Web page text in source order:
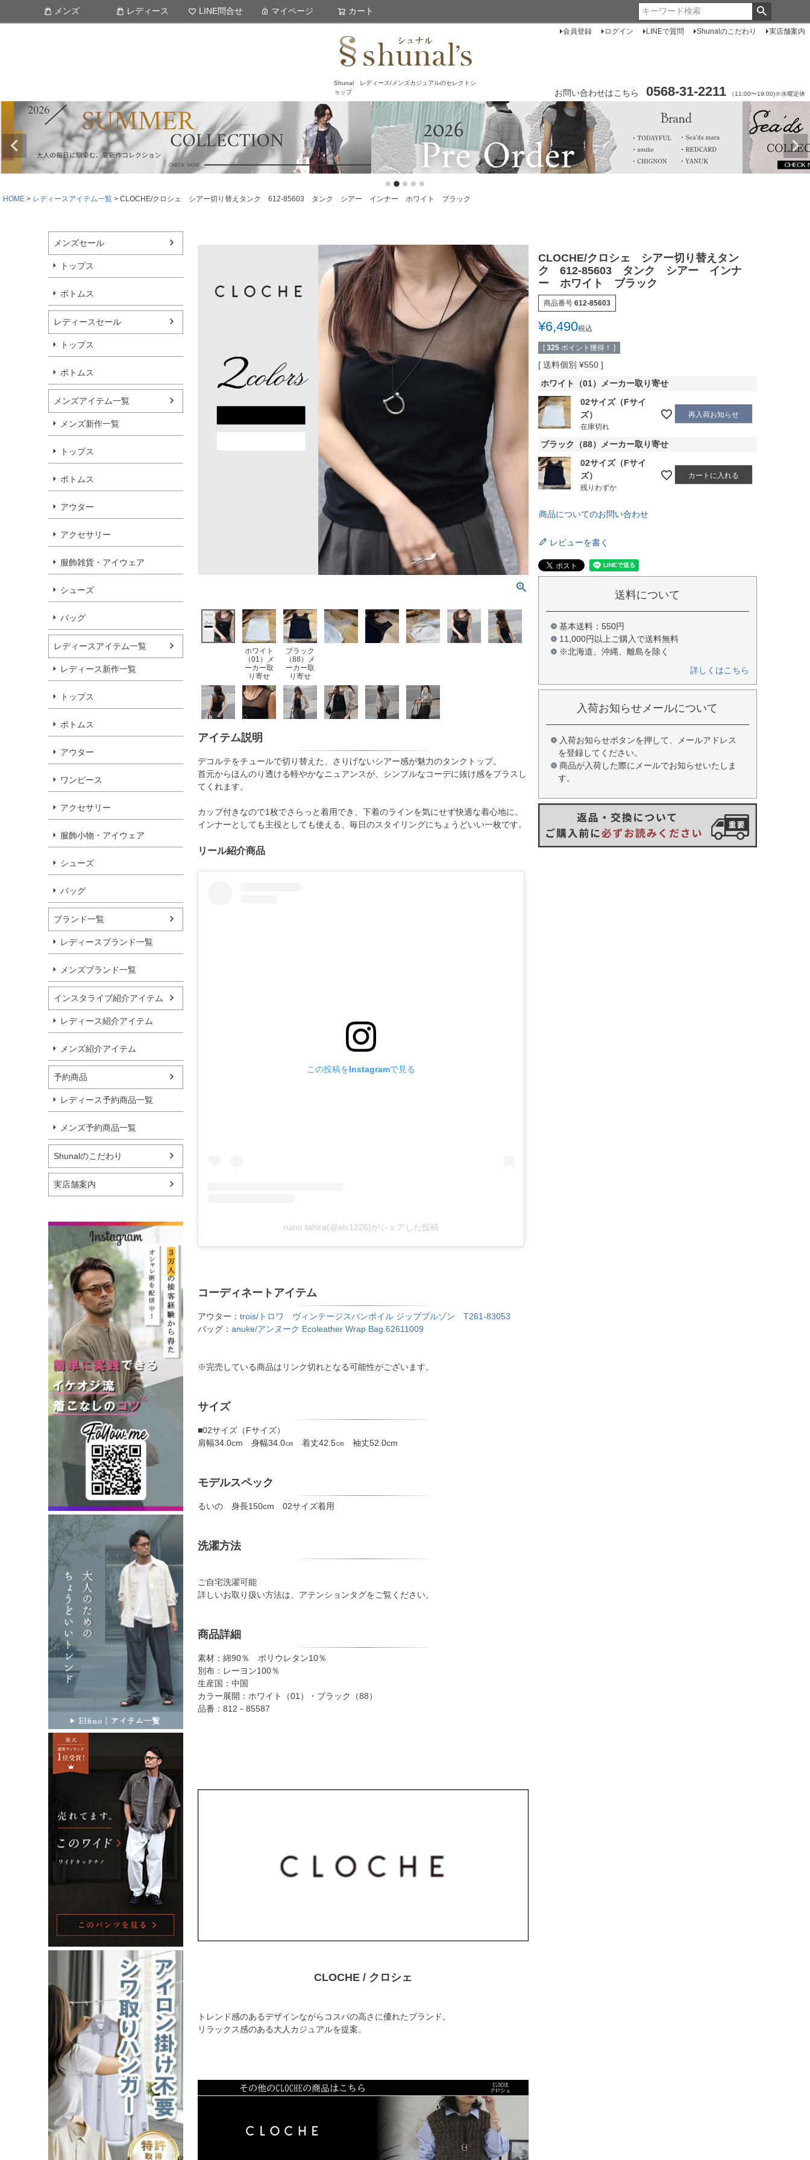
Shunal レディース/メンズカジュアルのセレクトシ
ョップ
会員登録 ログイン LINEで質問 Shunalのこだわり 実店舗案内
お問い合わせはこちら 0568-31-2211 （11:00〜19:00)※水曜定休
メンズ レディース LINE問合せ マイページ カート
HOME レディースアイテム一覧 CLOCHE/クロシェ シアー切り替えタンク 612-85603 タンク シアー インナー ホワイト ブラック
メンズセール
トップス
ボトムス
レディースセール
トップス
ボトムス
メンズアイテム一覧
メンズ新作一覧
トップス
ボトムス
アウター
アクセサリー
服飾雑貨・アイウェア
シューズ
バッグ
レディースアイテム一覧
レディース新作一覧
トップス
ボトムス
アウター
ワンピース
アクセサリー
服飾小物・アイウェア
シューズ
バッグ
ブランド一覧
レディースブランド一覧
メンズブランド一覧
インスタライブ紹介アイテム
レディース紹介アイテム
メンズ紹介アイテム
予約商品
レディース予約商品一覧
メンズ予約商品一覧
Shunalのこだわり
実店舗案内
ホワイト
（01）メ
ーカー取
り寄せ
ブラック
（88）メ
ーカー取
り寄せ
アイテム説明
デコルテをチュールで切り替えた、さりげないシアー感が魅力のタンクトップ。
首元からほんのり透ける軽やかなニュアンスが、シンプルなコーデに抜け感をプラスし
てくれます。
カップ付きなので1枚でさらっと着用でき、下着のラインを気にせず快適な着心地に。
インナーとしても主役としても使える、毎日のスタイリングにちょうどいい一枚です。
リール紹介商品
この投稿をInstagramで見る
ruino tahira(@alc1226)がシェアした投稿
コーディネートアイテム
アウター： trois/トロワ ヴィンテージスパンボイル ジップブルゾン T261-83053
バッグ： anuke/アンヌーク Ecoleather Wrap Bag 62611009
※完売している商品はリンク切れとなる可能性がございます。
サイズ
■02サイズ（Fサイズ）
肩幅34.0cm 身幅34.0㎝ 着丈42.5㎝ 袖丈52.0cm
モデルスペック
るいの 身長150cm 02サイズ着用
洗濯方法
ご自宅洗濯可能
詳しいお取り扱い方法は、アテンションタグをご覧ください。
商品詳細
素材：綿90％ ポリウレタン10％
別布：レーヨン100％
生産国：中国
カラー展開：ホワイト（01）・ブラック（88）
品番：812－85587
CLOCHE / クロシェ
トレンド感のあるデザインながらコスパの高さに優れたブランド。
リラックス感のある大人カジュアルを提案。
CLOCHE/クロシェ シアー切り替えタン
ク 612-85603 タンク シアー インナ
ー ホワイト ブラック
商品番号 612-85603
¥6,490税込
[ 325 ポイント獲得！ ]
送料個別 ¥550
ホワイト（01）メーカー取り寄せ
02サイズ（Fサイ
ズ）
在庫切れ
再入荷お知らせ
ブラック（88）メーカー取り寄せ
02サイズ（Fサイ
ズ）
残りわずか
カートに入れる
商品についてのお問い合わせ
レビューを書く
送料について
基本送料：550円
11,000円以上ご購入で送料無料
※北海道、沖縄、離島を除く
詳しくはこちら
入荷お知らせメールについて
入荷お知らせボタンを押して、メールアドレス
を登録してください。
商品が入荷した際にメールでお知らせいたしま
す。